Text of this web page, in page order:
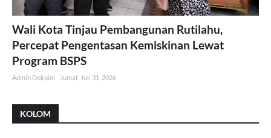
Wali Kota Tinjau Pembangunan Rutilahu,
Percepat Pengentasan Kemiskinan Lewat
Program BSPS
Admin Dokpim Jumat, Juli 31, 2026
KOLOM